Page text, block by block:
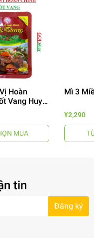
Hoàn
Vang Huy
MUA
Mì 3
¥2,290
tin
Đăng ký